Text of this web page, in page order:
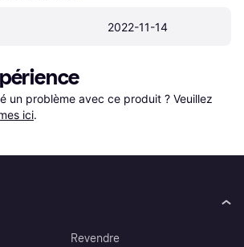
2022-11-14
un problème avec ce produit ? Veuillez
ici.
Revendre